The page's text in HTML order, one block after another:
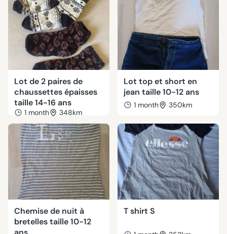
Lot de 2 paires de
chaussettes épaisses
taille 14-16 ans
1 month 348km
Lot top et short en
jean taille 10-12 ans
1 month 350km
Chemise de nuit à
bretelles taille 10-12
T shirt S